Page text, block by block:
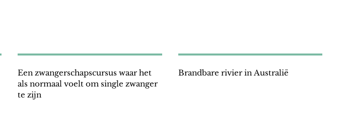
Een zwangerschapscursus waar het
als normaal voelt om single zwanger
te zijn
Brandbare rivier in Australië